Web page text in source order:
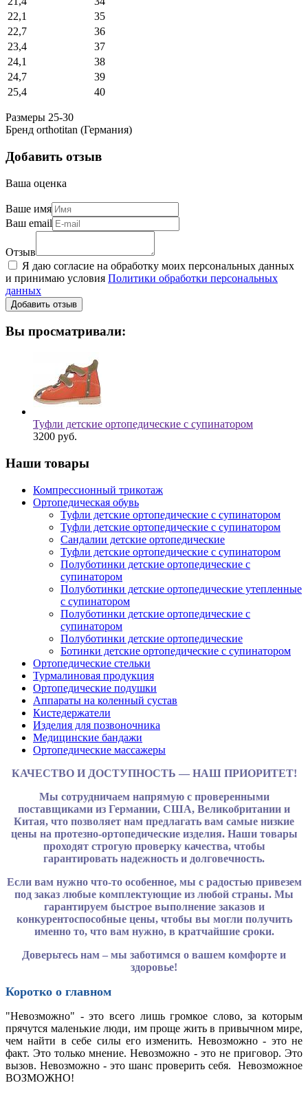
22,1
35
22,7
36
23,4
37
24,1
38
24,7
39
25,4
40
Размеры 25-30
Бренд orthotitan (Германия)
Добавить отзыв
Ваша оценка
Ваше имя
Ваш email
Отзыв
Я даю согласие на обработку моих персональных данных
и принимаю условия Политики обработки персональных
данных
Вы просматривали:
Туфли детские ортопедические с супинатором
3200 руб.
Наши товары
Компрессионный трикотаж
Ортопедическая обувь
Туфли детские ортопедические с супинатором
Туфли детские ортопедические с супинатором
Сандалии детские ортопедические
Туфли детские ортопедические с супинатором
Полуботинки детские ортопедические с
супинатором
Полуботинки детские ортопедические утепленные
с супинатором
Полуботинки детские ортопедические с
супинатором
Полуботинки детские ортопедические
Ботинки детские ортопедические с супинатором
Ортопедические стельки
Турмалиновая продукция
Ортопедические подушки
Аппараты на коленный сустав
Кистедержатели
Изделия для позвоночника
Медицинские бандажи
Ортопедические массажеры
КАЧЕСТВО И ДОСТУПНОСТЬ — НАШ ПРИОРИТЕТ!
Мы сотрудничаем напрямую с проверенными
поставщиками из Германии, США, Великобритании и
Китая, что позволяет нам предлагать вам самые низкие
цены на протезно-ортопедические изделия. Наши товары
проходят строгую проверку качества, чтобы
гарантировать надежность и долговечность.
Если вам нужно что-то особенное, мы с радостью привезем
под заказ любые комплектующие из любой страны. Мы
гарантируем быстрое выполнение заказов и
конкурентоспособные цены, чтобы вы могли получить
именно то, что вам нужно, в кратчайшие сроки.
Доверьтесь нам – мы заботимся о вашем комфорте и
здоровье!
Коротко о главном
"Невозможно" - это всего лишь громкое слово, за которым
прячутся маленькие люди, им проще жить в привычном мире,
чем найти в себе силы его изменить. Невозможно - это не
факт. Это только мнение. Невозможно - это не приговор. Это
вызов. Невозможно - это шанс проверить себя. Невозможное
ВОЗМОЖНО!